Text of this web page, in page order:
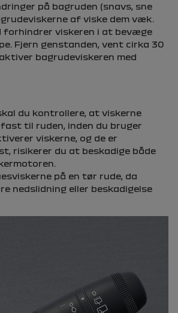
på bagruden (snavs, sne
af viske dem væk.
forhindrer viskeren i at bevæge
Fjern genstanden, vent cirka 30
bagrudeviskeren med
du kontrollere, at viskerne
til ruden, inden du bruger
viskerne, og de er
risikerer du at beskadige både
på en tør rude, da
nedslidning eller beskadigelse